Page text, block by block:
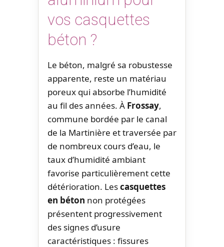
vos casquettes
béton ?
Le béton, malgré sa robustesse
apparente, reste un matériau
poreux qui absorbe l’humidité
au fil des années. À Frossay,
commune bordée par le canal
de la Martinière et traversée par
de nombreux cours d’eau, le
taux d’humidité ambiant
favorise particulièrement cette
détérioration. Lescasquettes
en béton non protégées
présentent progressivement
des signes d’usure
caractéristiques : fissures